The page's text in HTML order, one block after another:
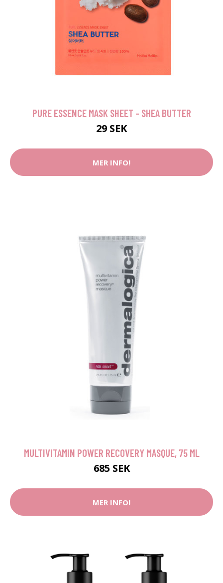
PURE ESSENCE MASK SHEET - SHEA BUTTER
29 SEK
MER INFO!
MULTIVITAMIN POWER RECOVERY MASQUE, 75 ML
685 SEK
MER INFO!